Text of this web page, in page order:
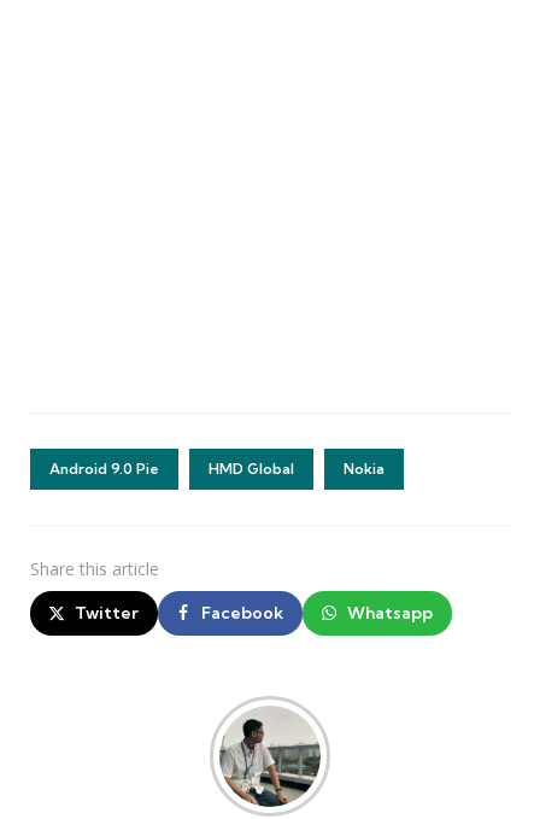
Android 9.0 Pie HMD Global Nokia
Share this article
Twitter Facebook Whatsapp